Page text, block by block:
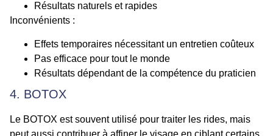
Résultats naturels et rapides
Inconvénients :
Effets temporaires nécessitant un entretien coûteux
Pas efficace pour tout le monde
Résultats dépendant de la compétence du praticien
4. BOTOX
Le BOTOX est souvent utilisé pour traiter les rides, mais
peut aussi contribuer à affiner le visage en ciblant certains